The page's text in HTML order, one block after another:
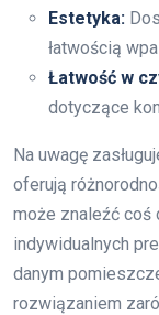
Estetyka:
łatwością
Łatwość w
dotyczące
Na uwagę
oferują
może znaleźć coś
indywidualnych
danym
rozwiązaniem